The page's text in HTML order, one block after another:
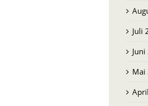
Juli
Mai